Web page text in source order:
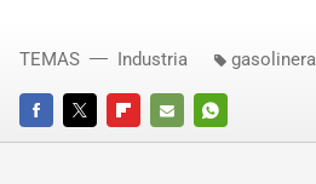
FACEBOOKTWITTERFLIPBOARD
E-
WHATSAPP
TEMAS Industria gasolinera